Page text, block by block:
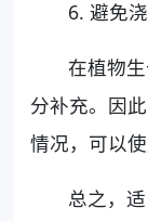
6. 避免
在植物
分补充。因
情况，可以
总之，